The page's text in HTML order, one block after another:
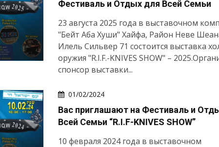
Фестиваль и Отдых для Всей Семьи
23 августа 2025 года в выставочном
"Бейт Аба Хуши" Хайфа, Район Неве
Илель Сильвер 71 состоится выставка
оружия "R.I.F.-KNIVES SHOW" –
спонсор выставки...
01/02/2024
Вас приглашают на Фестиваль и
Всей Семьи “R.I.F-KNIVES SHOW”
10 февраля 2024 года в выставочном